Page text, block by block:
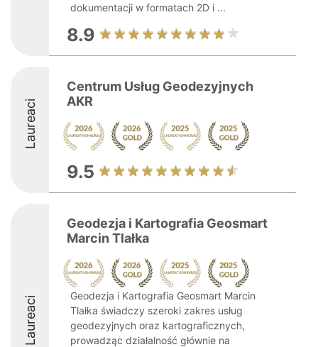
dokumentacji w formatach 2D i ...
8.9
Laureaci
Centrum Usług Geodezyjnych
AKR
9.5
Laureaci
Geodezja i Kartografia Geosmart
Marcin Tlałka
Geodezja i Kartografia Geosmart Marcin
Tlałka świadczy szeroki zakres usług
geodezyjnych oraz kartograficznych,
prowadząc działalność głównie na